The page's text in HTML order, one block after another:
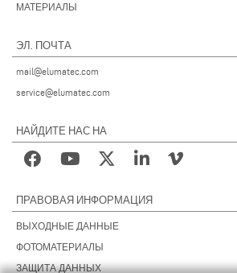
МАТЕРИАЛЫ
ЭЛ. ПОЧТА
mail@elumatec.com
service@elumatec.com
НАЙДИТЕ НАС НА
ПРАВОВАЯ ИНФОРМАЦИЯ
ВЫХОДНЫЕ ДАННЫЕ
ФОТОМАТЕРИАЛЫ
ЗАЩИТА ДАННЫХ